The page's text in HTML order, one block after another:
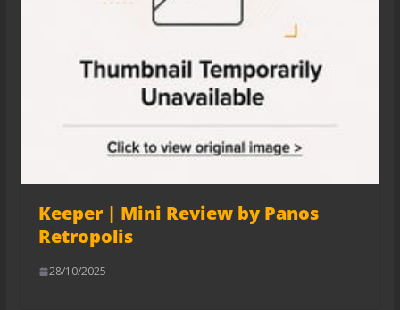
Keeper | Mini Review by Panos
Retropolis
28/10/2025